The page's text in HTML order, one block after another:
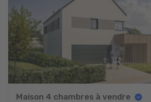
Maison 4 chambres à vendre